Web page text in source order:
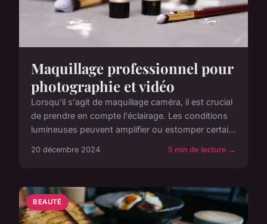
Maquillage professionnel pour
photographie et vidéo
Lorsqu'il s'agit de maquillage caméra, il est crucial
de prendre en compte l'éclairage. Les conditions
lumineuses peuvent amplifier ou estomper certai...
20 décembre 2024 5 min de lecture →
BEAUTÉ